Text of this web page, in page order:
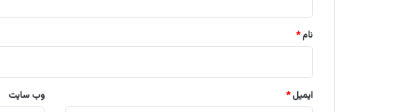
نام*
ایمیل* وب‌ سایت